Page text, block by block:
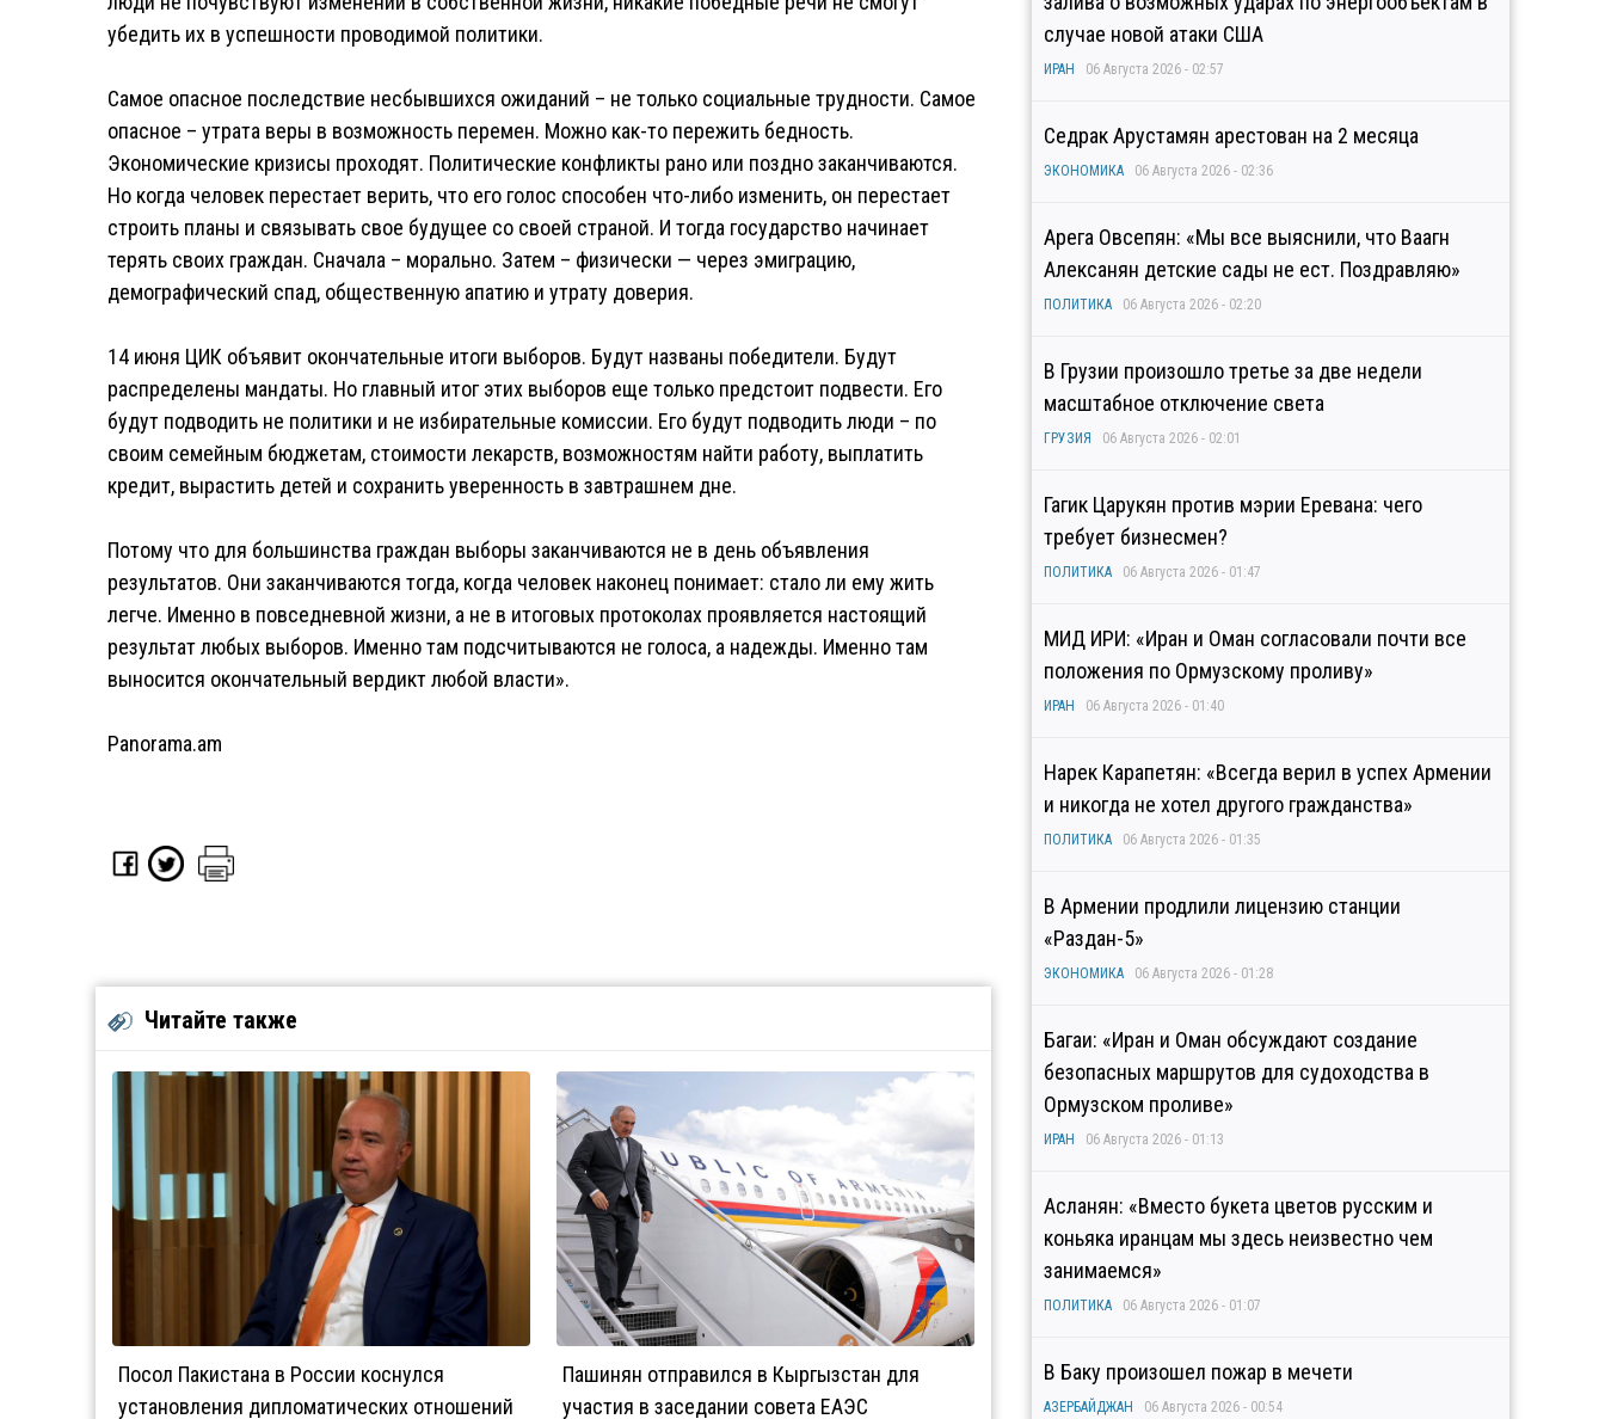
убедить их в успешности проводимой политики.
Самое опасное последствие несбывшихся ожиданий – не только социальные трудности. Самое
опасное – утрата веры в возможность перемен. Можно как-то пережить бедность.
Экономические кризисы проходят. Политические конфликты рано или поздно заканчиваются.
Но когда человек перестает верить, что его голос способен что-либо изменить, он перестает
строить планы и связывать свое будущее со своей страной. И тогда государство начинает
терять своих граждан. Сначала – морально. Затем – физически — через эмиграцию,
демографический спад, общественную апатию и утрату доверия.
14 июня ЦИК объявит окончательные итоги выборов. Будут названы победители. Будут
распределены мандаты. Но главный итог этих выборов еще только предстоит подвести. Его
будут подводить не политики и не избирательные комиссии. Его будут подводить люди – по
своим семейным бюджетам, стоимости лекарств, возможностям найти работу, выплатить
кредит, вырастить детей и сохранить уверенность в завтрашнем дне.
Потому что для большинства граждан выборы заканчиваются не в день объявления
результатов. Они заканчиваются тогда, когда человек наконец понимает: стало ли ему жить
легче. Именно в повседневной жизни, а не в итоговых протоколах проявляется настоящий
результат любых выборов. Именно там подсчитываются не голоса, а надежды. Именно там
выносится окончательный вердикт любой власти».
Panorama.am
Читайте также
Посол Пакистана в России коснулся
установления дипломатических отношений
Пашинян отправился в Кыргызстан для
участия в заседании совета ЕАЭС
случае новой атаки США
ИРАН 06 Августа 2026 - 02:57
Седрак Арустамян арестован на 2 месяца
ЭКОНОМИКА 06 Августа 2026 - 02:36
Арега Овсепян: «Мы все выяснили, что Ваагн
Алексанян детские сады не ест. Поздравляю»
ПОЛИТИКА 06 Августа 2026 - 02:20
В Грузии произошло третье за две недели
масштабное отключение света
ГРУЗИЯ 06 Августа 2026 - 02:01
Гагик Царукян против мэрии Еревана: чего
требует бизнесмен?
ПОЛИТИКА 06 Августа 2026 - 01:47
МИД ИРИ: «Иран и Оман согласовали почти все
положения по Ормузскому проливу»
ИРАН 06 Августа 2026 - 01:40
Нарек Карапетян: «Всегда верил в успех Армении
и никогда не хотел другого гражданства»
ПОЛИТИКА 06 Августа 2026 - 01:35
В Армении продлили лицензию станции
«Раздан-5»
ЭКОНОМИКА 06 Августа 2026 - 01:28
Багаи: «Иран и Оман обсуждают создание
безопасных маршрутов для судоходства в
Ормузском проливе»
ИРАН 06 Августа 2026 - 01:13
Асланян: «Вместо букета цветов русским и
коньяка иранцам мы здесь неизвестно чем
занимаемся»
ПОЛИТИКА 06 Августа 2026 - 01:07
В Баку произошел пожар в мечети
АЗЕРБАЙДЖАН 06 Августа 2026 - 00:54